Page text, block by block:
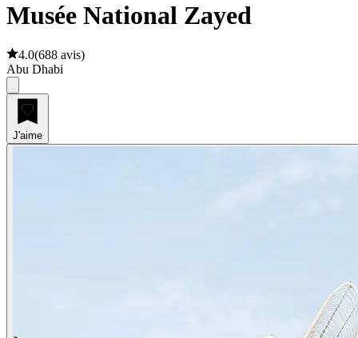
Musée National Zayed
4.0(688 avis)
Abu Dhabi
J'aime